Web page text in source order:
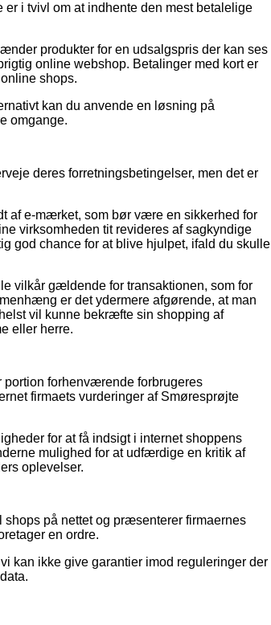
i tvivl om at indhente den mest betalelige
produkter for en udsalgspris der kan ses
online webshop. Betalinger med kort er
shops.
kan du anvende en løsning på
omgange.
deres forretningsbetingelser, men det er
af e-mærket, som bør være en sikkerhed for
virksomheden tit revideres af sagkyndige
god chance for at blive hjulpet, ifald du skulle
vilkår gældende for transaktionen, som for
er det ydermere afgørende, at man
vil kunne bekræfte sin shopping af
eller herre.
forhenværende forbrugeres
firmaets vurderinger af Smøresprøjte
for at få indsigt i internet shoppens
mulighed for at udfærdige en kritik af
oplevelser.
på nettet og præsenterer firmaernes
en ordre.
kan ikke give garantier imod reguleringer der